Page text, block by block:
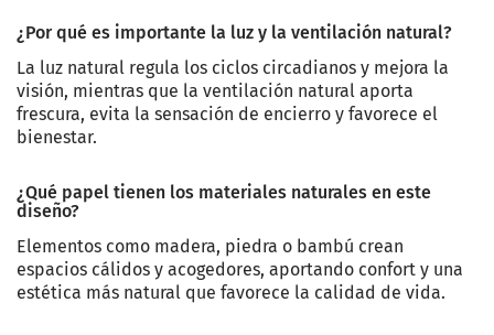
¿Por qué es importante la luz y la ventilación natural?
La luz natural regula los ciclos circadianos y mejora la
visión, mientras que la ventilación natural aporta
frescura, evita la sensación de encierro y favorece el
bienestar.
¿Qué papel tienen los materiales naturales en este
diseño?
Elementos como madera, piedra o bambú crean
espacios cálidos y acogedores, aportando confort y una
estética más natural que favorece la calidad de vida.